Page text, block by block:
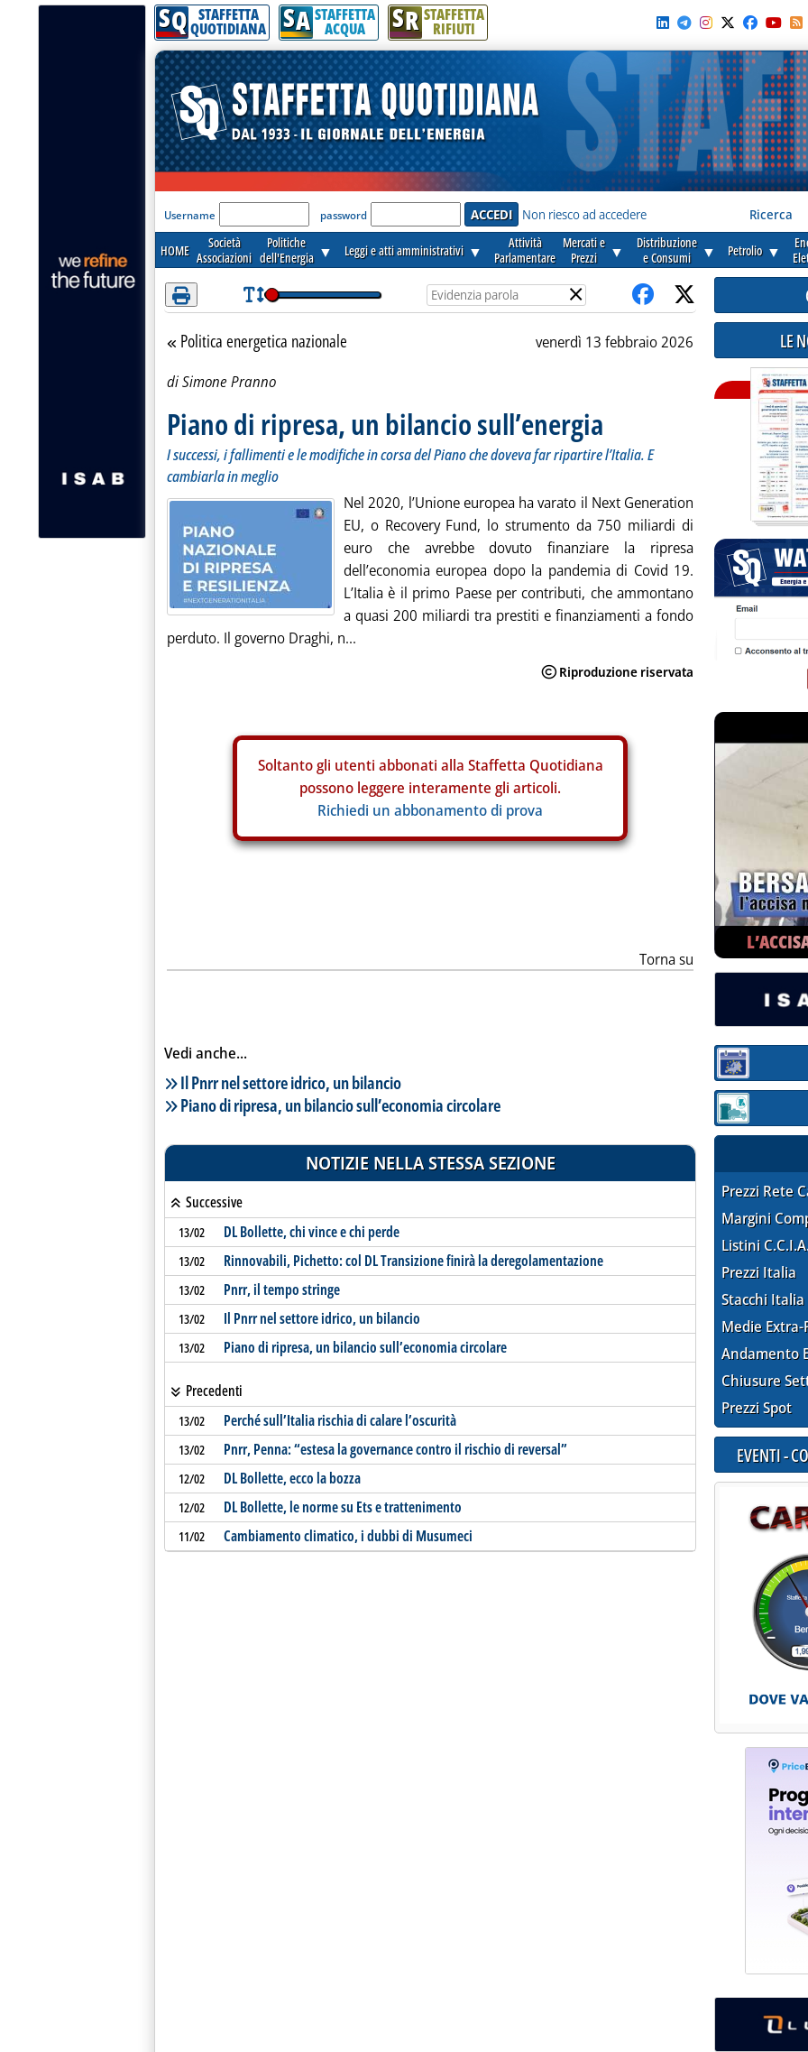
Attenzione! Esegui l'accesso per lèggere interamente la notizia.
SQ STAFFETTA
QUOTIDIANA SA STAFFETTA
ACQUA SR STAFFETTA
RIFIUTI
'Modulo Login per accedere'
Username password Non riesco ad accedere Ricerca
HOME
Società
Associazioni
Politiche
dell'Energia ▼ Leggi e atti amministrativi ▼
Attività
Parlamentare
Mercati e
Prezzi
▼
Distribuzione
e Consumi
▼ Petrolio ▼
×
Torna alla sezione
Politica energetica nazionale
venerdì 13 febbraio 2026
di Simone Pranno
Piano di ripresa, un bilancio sull’energia
I successi, i fallimenti e le modifiche in corsa del Piano che doveva far ripartire l’Italia. E
cambiarla in meglio
Nel 2020, l’Unione europea ha varato il Next Generation
EU, o Recovery Fund, lo strumento da 750 miliardi di
euro che avrebbe dovuto finanziare la ripresa
dell’economia europea dopo la pandemia di Covid 19.
L’Italia è il primo Paese per contributi, che ammontano
a quasi 200 miliardi tra prestiti e finanziamenti a fondo
perduto. Il governo Draghi, n...
Soltanto gli utenti abbonati alla Staffetta Quotidiana
possono leggere interamente gli articoli.
Richiedi un abbonamento di prova
Torna su
Vedi anche...
Lista notizie correlate
Il Pnrr nel settore idrico, un bilancio
Piano di ripresa, un bilancio sull’economia circolare
NOTIZIE NELLA STESSA SEZIONE
Successive
13/02 DL Bollette, chi vince e chi perde
13/02 Rinnovabili, Pichetto: col DL Transizione finirà la deregolamentazione
13/02 Pnrr, il tempo stringe
13/02 Il Pnrr nel settore idrico, un bilancio
13/02 Piano di ripresa, un bilancio sull’economia circolare
Precedenti
13/02 Perché sull’Italia rischia di calare l’oscurità
13/02 Pnrr, Penna: “estesa la governance contro il rischio di reversal”
12/02 DL Bollette, ecco la bozza
12/02 DL Bollette, le norme su Ets e trattenimento
11/02 Cambiamento climatico, i dubbi di Musumeci
LE
Sezione:
Sezione:
Prezzi Rete
Margini
Listini
Prezzi Italia
Stacchi Italia
Medie Extra-
Andamento
Chiusure
Prezzi Spot
EVENTI -